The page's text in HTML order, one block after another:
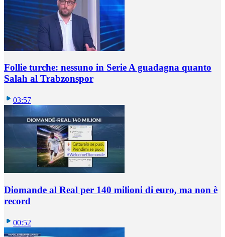
Follie turche: nessuno in Serie A guadagna quanto
Salah al Trabzonspor
03:57
Diomande al Real per 140 milioni di euro, ma non è
record
00:52